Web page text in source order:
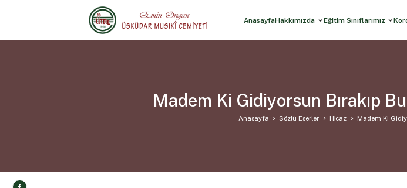
AnasayfaHakkımızda Eğitim Sınıflarımız
Madem Ki Gidiyorsun Bırakıp
Anasayfa Sözlü Eserler Hi̇caz Madem Ki